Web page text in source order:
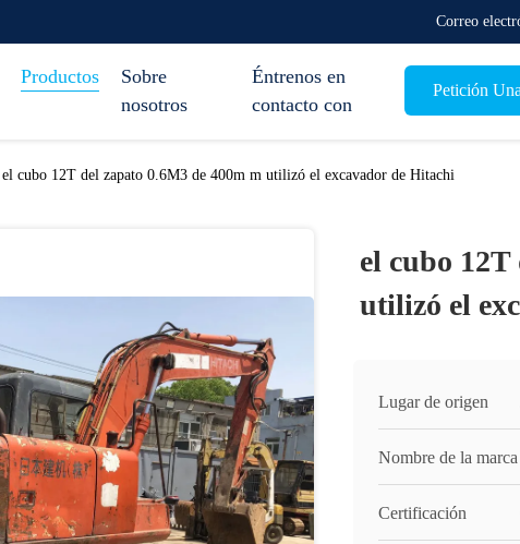
Correo
Productos
Sobre
nosotros
Éntrenos en
contacto con
Petición
el cubo 12T del zapato 0.6M3 de 400m m utilizó el excavador de Hitachi
el cubo 12T
utilizó el
Lugar de origen
Nombre de la marca
Certificación